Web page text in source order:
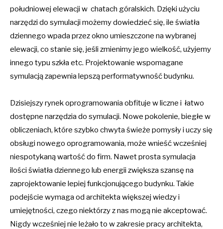
południowej elewacji w chatach góralskich. Dzięki użyciu
narzędzi do symulacji możemy dowiedzieć się, ile światła
dziennego wpada przez okno umieszczone na wybranej
elewacji, co stanie się, jeśli zmienimy jego wielkość, użyjemy
innego typu szkła etc. Projektowanie wspomagane
symulacją zapewnia lepszą performatywność budynku.
Dzisiejszy rynek oprogramowania obfituje w liczne i łatwo
dostępne narzędzia do symulacji. Nowe pokolenie, biegłe w
obliczeniach, które szybko chwyta świeże pomysły i uczy się
obsługi nowego oprogramowania, może wnieść wcześniej
niespotykaną wartość do firm. Nawet prosta symulacja
ilości światła dziennego lub energii zwiększa szansę na
zaprojektowanie lepiej funkcjonującego budynku. Takie
podejście wymaga od architekta większej wiedzy i
umiejętności, czego niektórzy z nas mogą nie akceptować.
Nigdy wcześniej nie leżało to w zakresie pracy architekta,